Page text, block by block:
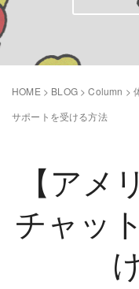
HOME > BLOG>Column >
サポートを受ける方法
【アメ
チャッ